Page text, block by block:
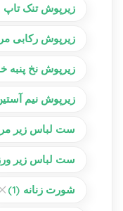
زیرپوش تنک تاپ |
زیرپوش رکابی
زیرپوش نخ پنبه
زیرپوش نیم
ست لباس زیر
ست لباس زیر
شورت زنانه (1)